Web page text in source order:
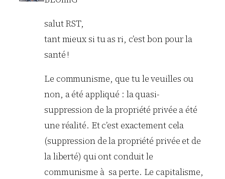
salut RST,
tant mieux si tu as ri, c’est bon pour la
santé !
Le communisme, que tu le veuilles ou
non, a été appliqué : la quasi-
suppression de la propriété privée a été
une réalité. Et c’est exactement cela
(suppression de la propriété privée et de
la liberté) qui ont conduit le
communisme à sa perte. Le capitalisme,